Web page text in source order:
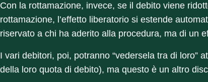
Con la rottamazione, invece, se il debito viene
rottamazione, l’effetto liberatorio si estende
riservato a chi ha aderito alla procedura, ma di un
I vari debitori, poi, potranno “vedersela tra di loro”
della loro quota di debito), ma questo è un altro